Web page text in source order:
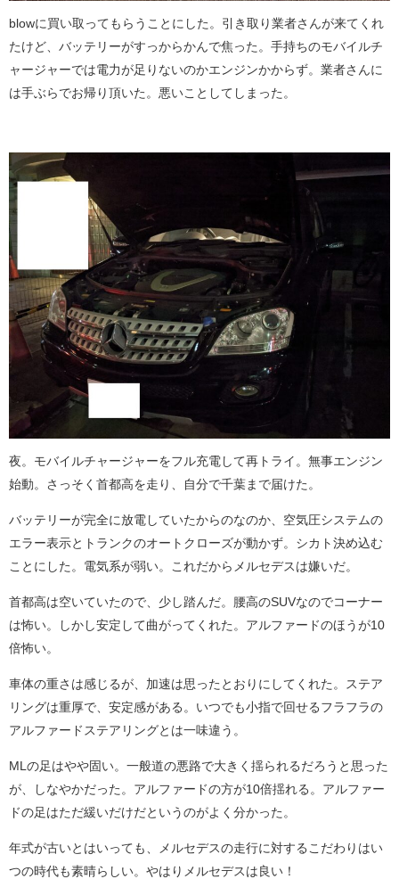
blowに買い取ってもらうことにした。引き取り業者さんが来てくれ
たけど、バッテリーがすっからかんで焦った。手持ちのモバイルチ
ャージャーでは電力が足りないのかエンジンかからず。業者さんに
は手ぶらでお帰り頂いた。悪いことしてしまった。
夜。モバイルチャージャーをフル充電して再トライ。無事エンジン
始動。さっそく首都高を走り、自分で千葉まで届けた。
バッテリーが完全に放電していたからのなのか、空気圧システムの
エラー表示とトランクのオートクローズが動かず。シカト決め込む
ことにした。電気系が弱い。これだからメルセデスは嫌いだ。
首都高は空いていたので、少し踏んだ。腰高のSUVなのでコーナー
は怖い。しかし安定して曲がってくれた。アルファードのほうが10
倍怖い。
車体の重さは感じるが、加速は思ったとおりにしてくれた。ステア
リングは重厚で、安定感がある。いつでも小指で回せるフラフラの
アルファードステアリングとは一味違う。
MLの足はやや固い。一般道の悪路で大きく揺られるだろうと思った
が、しなやかだった。アルファードの方が10倍揺れる。アルファー
ドの足はただ緩いだけだというのがよく分かった。
年式が古いとはいっても、メルセデスの走行に対するこだわりはい
つの時代も素晴らしい。やはりメルセデスは良い！